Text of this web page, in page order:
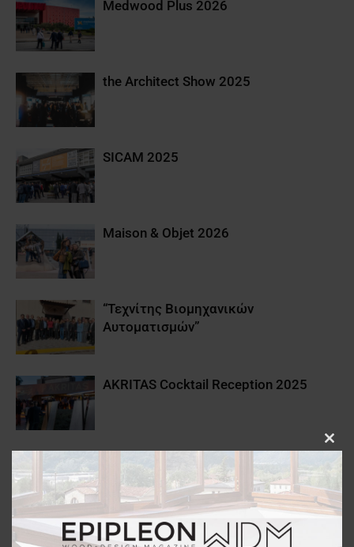
Medwood Plus 2026
the Architect Show 2025
SICAM 2025
Maison & Objet 2026
“Τεχνίτης Βιομηχανικών
Αυτοματισμών”
AKRITAS Cocktail Reception 2025
Επαναλειτουργία εργοστασίου στην
Κομοτηνή
Άβαξ & MillerKnoll | Νέα συνεργασία